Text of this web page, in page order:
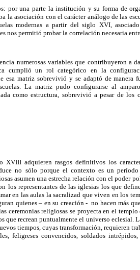
por una parte la institución y su forma de
asociación con el carácter análogo de las
modernas a partir del siglo XVI,
nos permitió probar la correlación necesaria
numerosas variables que contribuyeron a
cumplió un rol categórico en la
matriz sobrevivió y se adaptó de manera
La matriz pudo configurarse al
como estructura, sobrevivió a pesar de los
adquieren rasgos definitivos los
no sólo porque el contexto es un período
asumen una estrecha relación con el poder
los representantes de las iglesias los que
en las aulas la sacralizad que viven en los
quienes – en su creación - no hacen más
religiosas se proyecta en el templo
que recrean puntualmente el universo eclesial.
tiempos, cuyas transformación, requieren
feligreses convencidos, soldados